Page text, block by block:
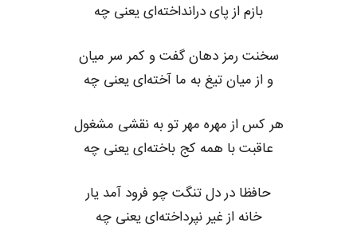
بازم از پای درانداخته‌ای یعنی چه
سخنت رمز دهان گفت و کمر سر میان
و از میان تیغ به ما آخته‌ای یعنی چه
هر کس از مهره مهر تو به نقشی مشغول
عاقبت با همه کج باخته‌ای یعنی چه
حافظا در دل تنگت چو فرود آمد یار
خانه از غیر نپرداخته‌ای یعنی چه